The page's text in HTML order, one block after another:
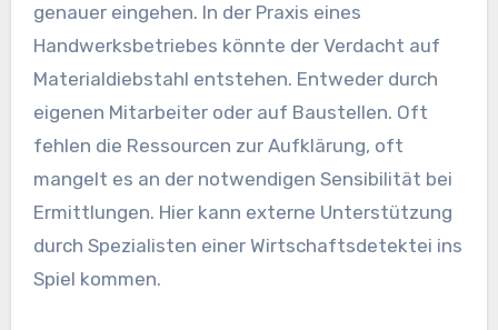
genauer eingehen. In der Praxis eines
Handwerksbetriebes könnte der Verdacht auf
Materialdiebstahl entstehen. Entweder durch
eigenen Mitarbeiter oder auf Baustellen. Oft
fehlen die Ressourcen zur Aufklärung, oft
mangelt es an der notwendigen Sensibilität bei
Ermittlungen. Hier kann externe Unterstützung
durch Spezialisten einer Wirtschaftsdetektei ins
Spiel kommen.